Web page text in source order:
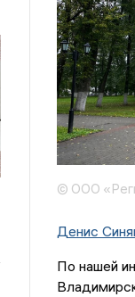
© ООО
Денис
По нашей